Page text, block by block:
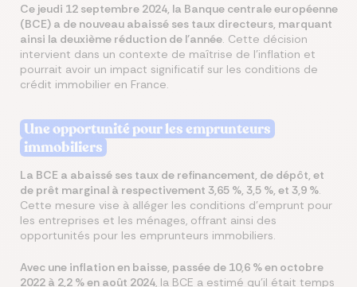
Ce jeudi 12 septembre 2024, la Banque centrale européenne
(BCE) a de nouveau abaissé ses taux directeurs, marquant
ainsi la deuxième réduction de l'année. Cette décision
intervient dans un contexte de maîtrise de l'inflation et
pourrait avoir un impact significatif sur les conditions de
crédit immobilier en France.
Une opportunité pour les emprunteurs
immobiliers
La BCE a abaissé ses taux de refinancement, de dépôt, et
de prêt marginal à respectivement 3,65 %, 3,5 %, et 3,9 %.
Cette mesure vise à alléger les conditions d’emprunt pour
les entreprises et les ménages, offrant ainsi des
opportunités pour les emprunteurs immobiliers.
Avec une inflation en baisse, passée de 10,6 % en octobre
2022 à 2,2 % en août 2024, la BCE a estimé qu'il était temps